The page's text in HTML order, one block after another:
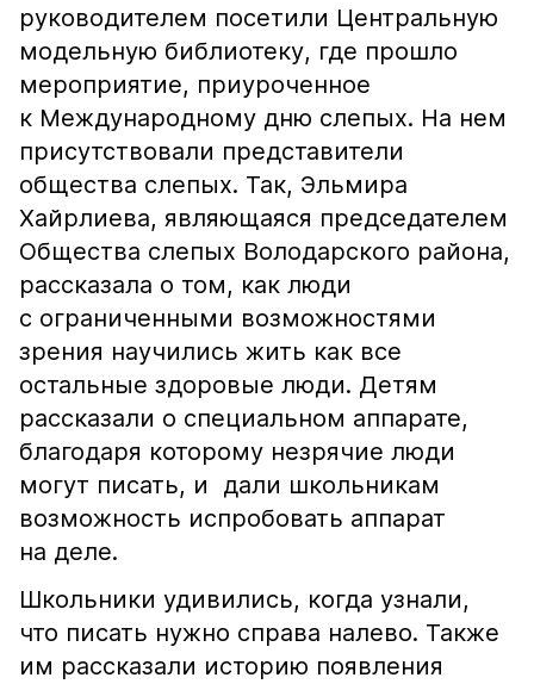
руководителем посетили Центральную
модельную библиотеку, где прошло
мероприятие, приуроченное
к Международному дню слепых. На нем
присутствовали представители
общества слепых. Так, Эльмира
Хайрлиева, являющаяся председателем
Общества слепых Володарского района,
рассказала о том, как люди
с ограниченными возможностями
зрения научились жить как все
остальные здоровые люди. Детям
рассказали о специальном аппарате,
благодаря которому незрячие люди
могут писать, и дали школьникам
возможность испробовать аппарат
на деле.
Школьники удивились, когда узнали,
что писать нужно справа налево. Также
им рассказали историю появления